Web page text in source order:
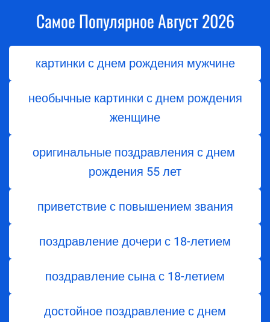
Самое Популярное Август 2026
картинки с днем рождения мужчине
необычные картинки с днем рождения
женщине
оригинальные поздравления с днем ​​
рождения 55 лет
приветствие с повышением звания
поздравление дочери с 18-летием
поздравление сына с 18-летием
достойное поздравление с днем